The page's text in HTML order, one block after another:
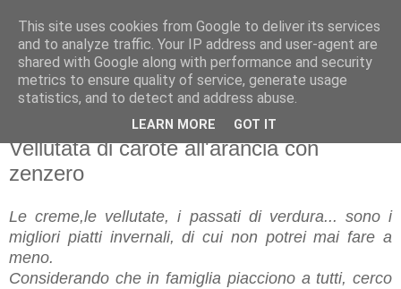
mercoledì 3 gennaio 2018
Vellutata di carote all'arancia con
zenzero
Le creme,le vellutate, i passati di verdura... sono i
migliori piatti invernali, di cui non potrei mai fare a
meno.
Considerando che in famiglia piacciono a tutti, cerco
This site uses cookies from Google to deliver its services
and to analyze traffic. Your IP address and user-agent are
shared with Google along with performance and security
metrics to ensure quality of service, generate usage
statistics, and to detect and address abuse.
LEARN MORE GOT IT